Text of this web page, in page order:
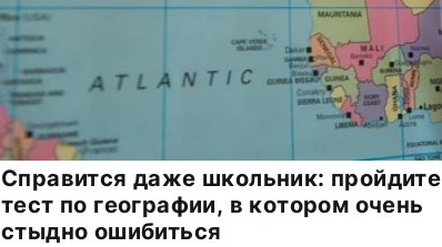
Справится даже школьник: пройдите
тест по географии, в котором очень
стыдно ошибиться